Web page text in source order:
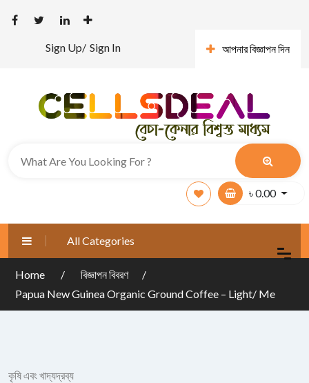
Sign Up/ Sign In আপনার বিজ্ঞাপন দিন
৳0.00
All Categories
Home
বিজ্ঞাপন বিবরণ
Papua New Guinea Organic Ground Coffee – Light/ Me
কৃষি এবং খাদ্যদ্রব্য